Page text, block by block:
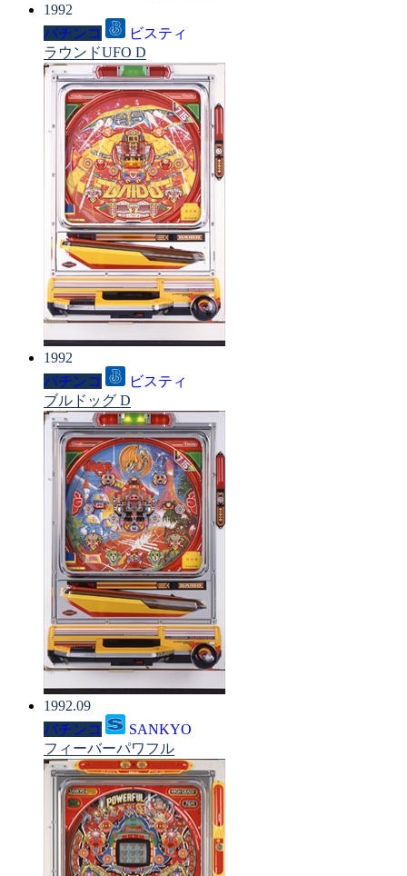
1992
パチンコ
ビスティ
ラウンドUFO D
1992
パチンコ
ビスティ
ブルドッグ D
1992.09
パチンコ
SANKYO
フィーバーパワフル